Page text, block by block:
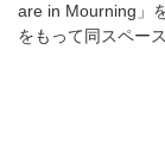
are in Mourning」
をもって同スペー